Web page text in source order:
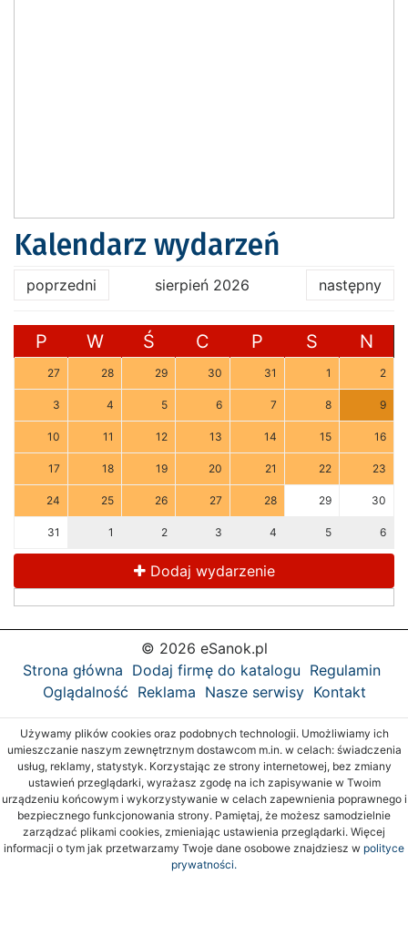
Kalendarz wydarzeń
poprzedni sierpień 2026 następny
P W Ś C P S N
27 28 29 30 31 1 2
3 4 5 6 7 8 9
10 11 12 13 14 15 16
17 18 19 20 21 22 23
24 25 26 27 28 29 30
31 1 2 3 4 5 6
Dodaj wydarzenie
© 2026 eSanok.pl
Strona główna Dodaj firmę do katalogu Regulamin
Oglądalność Reklama Nasze serwisy Kontakt
Używamy plików cookies oraz podobnych technologii. Umożliwiamy ich
umieszczanie naszym zewnętrznym dostawcom m.in. w celach: świadczenia
usług, reklamy, statystyk. Korzystając ze strony internetowej, bez zmiany
ustawień przeglądarki, wyrażasz zgodę na ich zapisywanie w Twoim
urządzeniu końcowym i wykorzystywanie w celach zapewnienia poprawnego i
bezpiecznego funkcjonowania strony. Pamiętaj, że możesz samodzielnie
zarządzać plikami cookies, zmieniając ustawienia przeglądarki. Więcej
informacji o tym jak przetwarzamy Twoje dane osobowe znajdziesz w polityce
prywatności.